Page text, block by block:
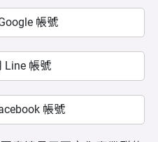
帳號
Line 帳號
帳號